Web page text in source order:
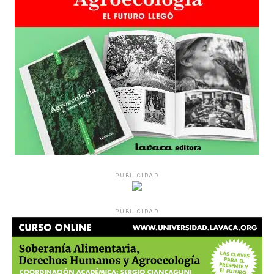
Década perdida: Marta Montero,
mamá de Lucía Pérez
“Estamos como el día 1”. La frase de la madre de la joven
estratégica, hay que evitar el choque frontal. Mi método
es a través del interrogante, que puedan encarnar la
pregunta», comparte Gonzalo, de 41 años.
PUBLICIDAD
PUBLICIDAD